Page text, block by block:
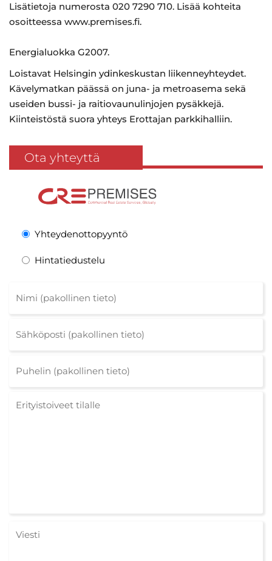
Lisätietoja numerosta 020 7290 710. Lisää kohteita
osoitteessa www.premises.fi.
Energialuokka G2007.
Loistavat Helsingin ydinkeskustan liikenneyhteydet.
Kävelymatkan päässä on juna- ja metroasema sekä
useiden bussi- ja raitiovaunulinjojen pysäkkejä.
Kiinteistöstä suora yhteys Erottajan parkkihalliin.
Ota yhteyttä
Yhteydenottopyyntö
Hintatiedustelu